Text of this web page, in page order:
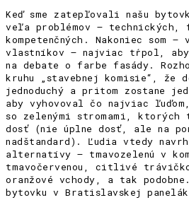
Keď sme zatepľovali našu
veľa problémov – technických,
kompetenčných. Nakoniec som –
vlastníkov – najviac tŕpol, aby
na debate o farbe fasády.
kruhu „stavebnej komisie“, že
jednoduchý a pritom zostane
aby vyhovoval čo najviac
so zelenými stromami, ktorých
dosť (nie úplne dosť, ale na
nadštandard). Ľudia vtedy
alternatívy – tmavozelenú v
tmavočervenou, citlivé
oranžové vchody, a tak
bytovku v Bratislavskej